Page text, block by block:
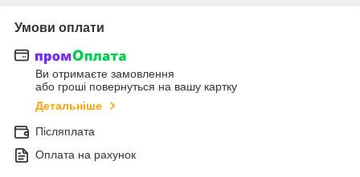
Умови оплати
Ви отримаєте замовлення
або гроші повернуться на вашу картку
Детальніше
Післяплата
Оплата на рахунок